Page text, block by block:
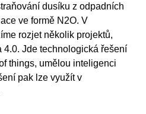
dusíku z odpadních
ve formě N2O. V
rozjet několik projektů,
4.0. Jde technologická řešení
things, umělou inteligenci
pak lze využít v